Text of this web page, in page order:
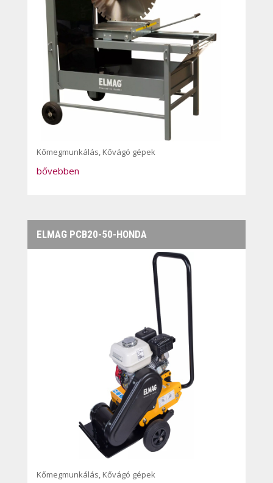
Kőmegmunkálás Kővágó gépek
bővebben
ELMAG PCB20-50-HONDA
Kőmegmunkálás, Kővágó gépek